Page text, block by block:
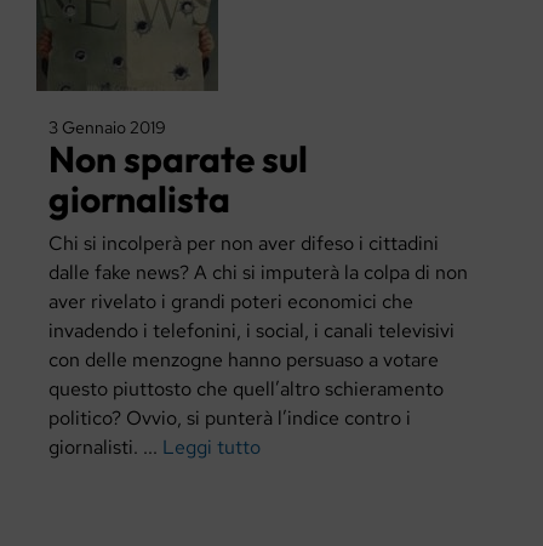
3 Gennaio 2019
Non sparate sul
giornalista
Chi si incolperà per non aver difeso i cittadini
dalle fake news? A chi si imputerà la colpa di non
aver rivelato i grandi poteri economici che
invadendo i telefonini, i social, i canali televisivi
con delle menzogne hanno persuaso a votare
questo piuttosto che quell’altro schieramento
politico? Ovvio, si punterà l’indice contro i
giornalisti. ... Leggi tutto